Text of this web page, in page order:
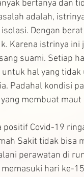
bertanya dan
adalah,
Dengan
Karena istrinya ini
suami. Setiap
hal yang
Padahal kondisi
membuat
positif Covid-19
Sakit tidak bisa
perawatan di
hari ke-